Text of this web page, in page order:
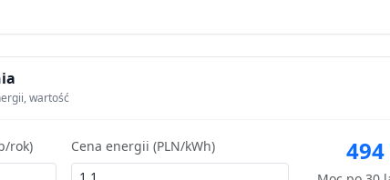
wartość
rok) Cena energii (PLN/kWh) 494